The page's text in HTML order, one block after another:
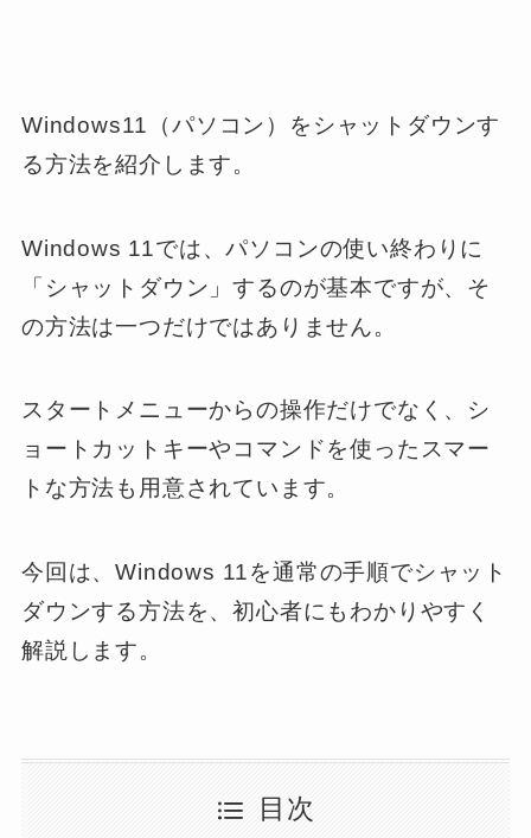
Windows11（パソコン）をシャットダウンす
る方法を紹介します。
Windows 11では、パソコンの使い終わりに
「シャットダウン」するのが基本ですが、そ
の方法は一つだけではありません。
スタートメニューからの操作だけでなく、シ
ョートカットキーやコマンドを使ったスマー
トな方法も用意されています。
今回は、Windows 11を通常の手順でシャット
ダウンする方法を、初心者にもわかりやすく
解説します。
目次